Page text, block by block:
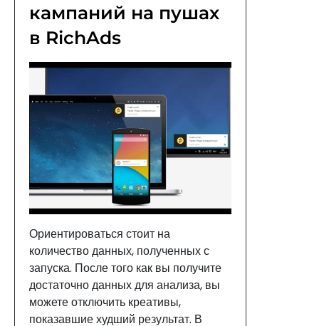
кампаний на пушах
в RichAds
Ориентироваться стоит на
количество данных, полученных с
запуска. После того как вы получите
достаточно данных для анализа, вы
можете отключить креативы,
показавшие худший результат. В